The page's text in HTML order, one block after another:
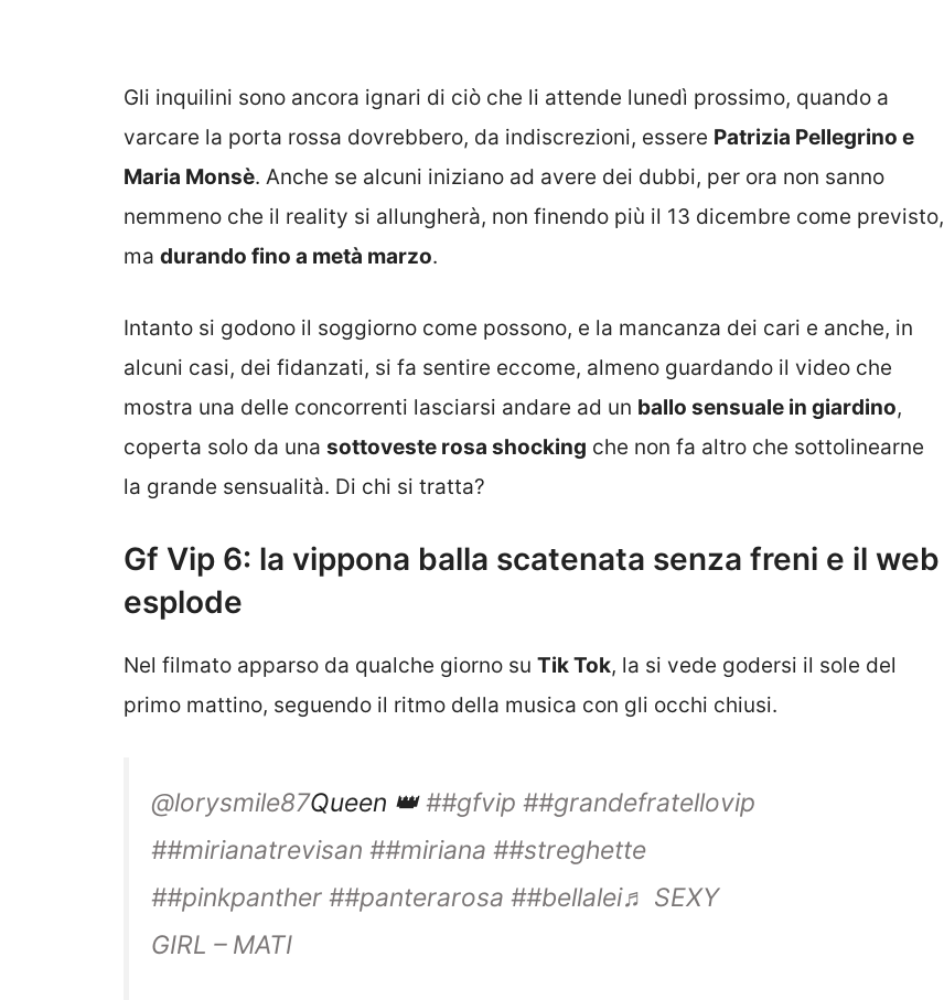
Gli inquilini sono ancora ignari di ciò che li attende lunedì prossimo, quando a
varcare la porta rossa dovrebbero, da indiscrezioni, essere Patrizia Pellegrino e
Maria Monsè. Anche se alcuni iniziano ad avere dei dubbi, per ora non sanno
nemmeno che il reality si allungherà, non finendo più il 13 dicembre come previsto,
ma durando fino a metà marzo.
Intanto si godono il soggiorno come possono, e la mancanza dei cari e anche, in
alcuni casi, dei fidanzati, si fa sentire eccome, almeno guardando il video che
mostra una delle concorrenti lasciarsi andare ad un ballo sensuale in giardino,
coperta solo da una sottoveste rosa shocking che non fa altro che sottolinearne
la grande sensualità. Di chi si tratta?
Gf Vip 6: la vippona balla scatenata senza freni e il web
esplode
Nel filmato apparso da qualche giorno su Tik Tok, la si vede godersi il sole del
primo mattino, seguendo il ritmo della musica con gli occhi chiusi.
@lorysmile87Queen 👑##gfvip ##grandefratellovip
##mirianatrevisan ##miriana ##streghette
##pinkpanther ##panterarosa ##bellalei♬ SEXY
GIRL – MATI